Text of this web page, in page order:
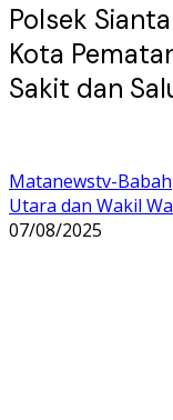
Polsek
Kota
Sakit dan
Matanewstv-Babah
Utara dan Wakil
07/08/2025